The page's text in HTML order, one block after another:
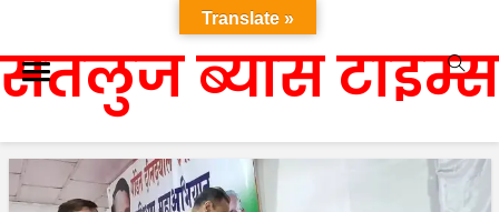
सतलुज ब्यास टाइम्स
Translate »